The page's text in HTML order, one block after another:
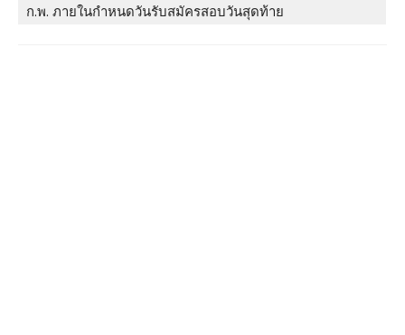
ก.พ. ภายในกําหนดวันรับสมัครสอบวันสุดท้าย